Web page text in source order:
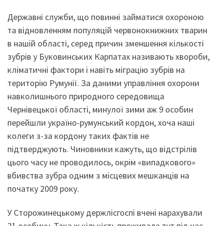
Державні служби, що повинні займатися охороною
та відновленням популяцій червонокнижних тварин
в нашій області, серед причин зменшення кількості
зубрів у Буковинських Карпатах називають хвороби,
кліматичні фактори і навіть міграцію зубрів на
територію Румунії. За даними управління охорони
навколишнього природного середовища
Чернівецької області, минулої зими аж 9 особин
перейшли україно-румунський кордон, хоча наші
колеги з-за кордону таких фактів не
підтверджують. Чиновники кажуть, що відстрілів
цього часу не проводилось, окрім «випадкового»
вбивства зубра одним з місцевих мешканців на
початку 2009 року.
У Сторожинецькому держлісгоспі вчені нарахували